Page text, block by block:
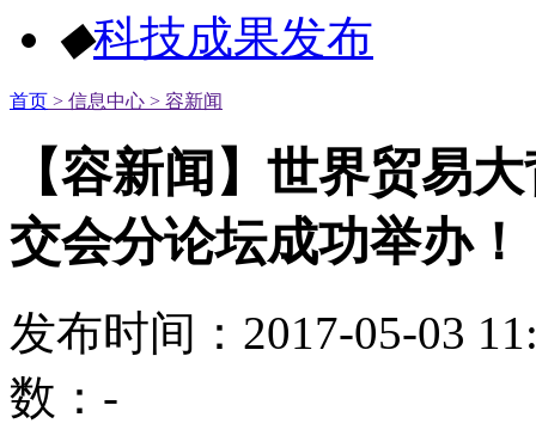
◆科技成果发布
首页 > 信息中心 > 容新闻
【容新闻】世界贸易
交会分论坛成功举办！
发布时间：2017-05-03
数： -